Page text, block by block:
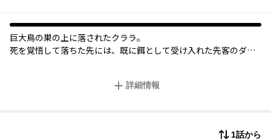
巨大鳥の巣の上に落されたクララ。
死を覚悟して落ちた先には、既に餌として受け入れた先客のダー
タイムリミットは背後に転がる巨大な卵が孵化するまで。
詳細情報
1話から